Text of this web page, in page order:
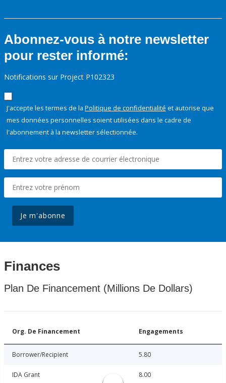
Abonnez-vous à notre newsletter
pour rester informé:
Notifications sur Project P102323
J'accepte les termes de la Politique de confidentialité et autorise que
mes données personnelles soient utilisées dans le cadre de
l'abonnement à la newsletter sélectionnée.
Je m'abonne
Finances
Plan De Financement (Millions De Dollars)
Org. De Financement Engagements
Borrower/Recipient 5.80
IDA Grant 8.00